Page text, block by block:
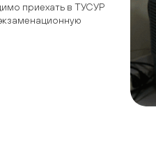
приехать в ТУСУР